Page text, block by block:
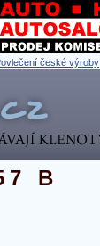
české výroby
B